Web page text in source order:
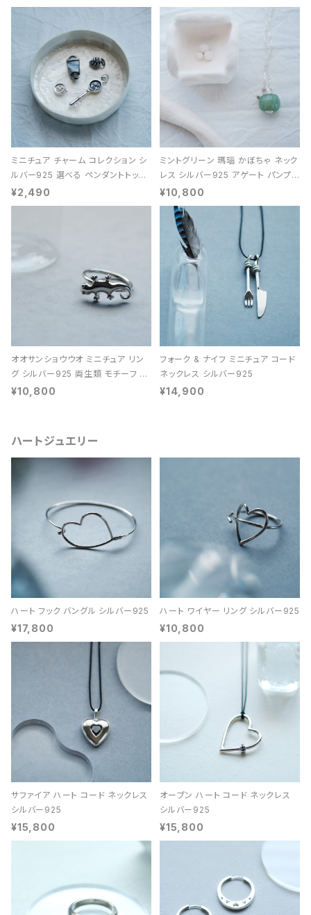
ミニチュア チャーム コレクション シ
ルバー925 選べる ペンダントトップ
レディース ユニセックス
¥2,490
ミントグリーン 瑪瑙 かぼちゃ ネック
レス シルバー925 アゲート パンプキ
ン 天然石 レディース
¥10,800
オオサンショウウオ ミニチュア リン
グ シルバー925 両生類 モチーフ レ
ディース ユニセックス
¥10,800
フォーク & ナイフ ミニチュア コード
ネックレス シルバー925
¥14,900
ハートジュエリー
ハート フック バングル シルバー925
¥17,800
ハート ワイヤー リング シルバー925
¥10,800
サファイア ハート コード ネックレス
シルバー925
¥15,800
オープン ハート コード ネックレス
シルバー925
¥15,800